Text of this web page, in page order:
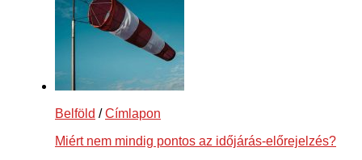
Belföld /Címlapon
Miért nem mindig pontos az időjárás-előrejelzés?